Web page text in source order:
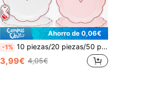
Ahorro de 0,06€
-1% 10 piezas/20 piezas/50 piezas Platos de papel para el Día de San Valentín, platos desechables con forma de corazón, disponibles en rojo, rosa y blanco, 7/9 pulgadas, adecuados para reuniones y decoraciones en el hogar
3,99€ 4,05€